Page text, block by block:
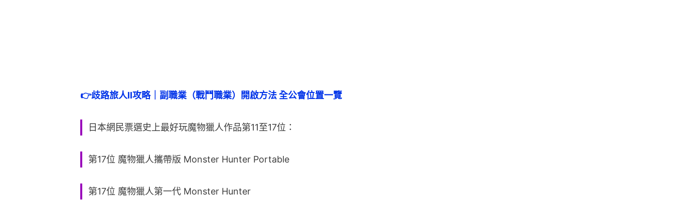
👉歧路旅人II攻略｜副職業（戰鬥職業）開啟方法 全公會位置一覽
日本網民票選史上最好玩魔物獵人作品第11至17位：
第17位 魔物獵人攜帶版 Monster Hunter Portable
第17位 魔物獵人第一代 Monster Hunter